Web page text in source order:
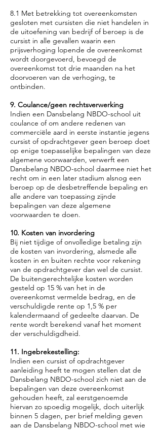
8.1 Met betrekking tot overeenkomsten
gesloten met cursisten die niet handelen in
de uitoefening van bedrijf of beroep is de
cursist in alle gevallen waarin een
prijsverhoging lopende de overeenkomst
wordt doorgevoerd, bevoegd de
overeenkomst tot drie maanden na het
doorvoeren van de verhoging, te
ontbinden.
9. Coulance/geen rechtsverwerking
Indien een Dansbelang NBDO-school uit
coulance of om andere redenen van
commerciële aard in eerste instantie jegens
cursist of opdrachtgever geen beroep doet
op enige toepasselijke bepalingen van deze
algemene voorwaarden, verwerft een
Dansbelang NBDO-school daarmee niet het
recht om in een later stadium alsnog een
beroep op de desbetreffende bepaling en
alle andere van toepassing zijnde
bepalingen van deze algemene
voorwaarden te doen.
10. Kosten van invordering
Bij niet tijdige of onvolledige betaling zijn
de kosten van invordering, alsmede alle
kosten in en buiten rechte voor rekening
van de opdrachtgever dan wel de cursist.
De buitengerechtelijke kosten worden
gesteld op 15 % van het in de
overeenkomst vermelde bedrag, en de
verschuldigde rente op 1,5 % per
kalendermaand of gedeelte daarvan. De
rente wordt berekend vanaf het moment
der verschuldigdheid.
11. Ingebrekestelling:
Indien een cursist of opdrachtgever
aanleiding heeft te mogen stellen dat de
Dansbelang NBDO-school zich niet aan de
bepalingen van deze overeenkomst
gehouden heeft, zal eerstgenoemde
hiervan zo spoedig mogelijk, doch uiterlijk
binnen 5 dagen, per brief melding geven
aan de Dansbelang NBDO-school met wie